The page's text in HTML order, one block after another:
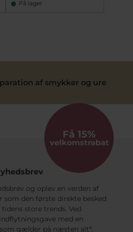
På lager
af smykker og ure
Få 15%
velkomstrabat
og oplev en verden af
som den første direkte besked
store trends. Ved
med en
gælder på næsten alt*.